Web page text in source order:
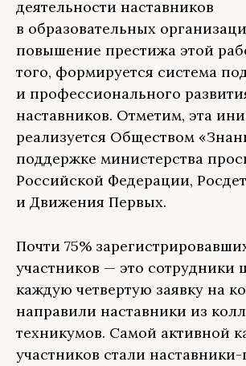
деятельности наставников
в образовательных
повышение престижа этой
того, формируется система
и профессионального
наставников. Отметим, эта
реализуется Обществом
поддержке министерства
Российской Федерации,
и Движения Первых.
Почти 75%
участников — это сотрудники
каждую четвертую заявку на
направили наставники из
техникумов. Самой активной
участников стали наставники-